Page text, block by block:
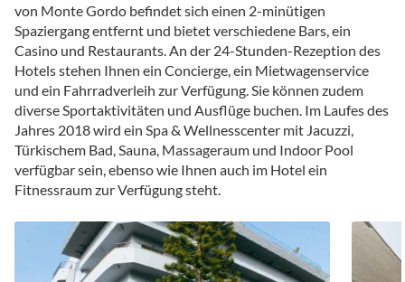
von Monte Gordo befindet sich einen 2-minütigen
Spaziergang entfernt und bietet verschiedene Bars, ein
Casino und Restaurants. An der 24-Stunden-Rezeption des
Hotels stehen Ihnen ein Concierge, ein Mietwagenservice
und ein Fahrradverleih zur Verfügung. Sie können zudem
diverse Sportaktivitäten und Ausflüge buchen. Im Laufes des
Jahres 2018 wird ein Spa & Wellnesscenter mit Jacuzzi,
Türkischem Bad, Sauna, Massageraum und Indoor Pool
verfügbar sein, ebenso wie Ihnen auch im Hotel ein
Fitnessraum zur Verfügung steht.